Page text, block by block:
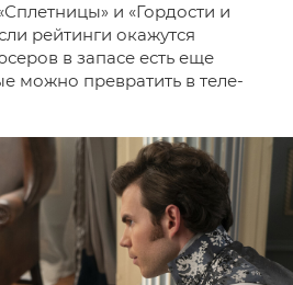
и «Гордости и
рейтинги окажутся
в запасе есть еще
можно превратить в теле-